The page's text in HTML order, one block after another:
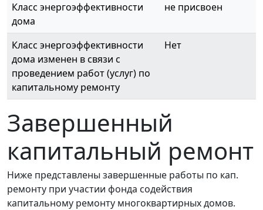
Класс энергоэффективности
дома
не присвоен
Класс энергоэффективности
дома изменен в связи с
проведением работ (услуг) по
капитальному ремонту
Нет
Завершенный
капитальный ремонт
Ниже представлены завершенные работы по кап.
ремонту при участии фонда содействия
капитальному ремонту многоквартирных домов.